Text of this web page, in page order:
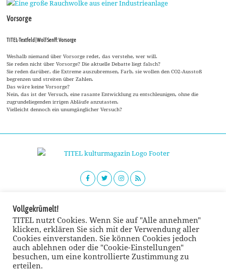
Vorsorge
TITEL-Textfeld | Wolf Senff: Vorsorge
Weshalb niemand über Vorsorge redet, das verstehe, wer will.
Sie reden nicht über Vorsorge? Die aktuelle Debatte liegt falsch?
Sie reden darüber, die Extreme auszubremsen, Farb, sie wollen den CO2-Ausstoß
begrenzen und streiten über Zahlen.
Das wäre keine Vorsorge?
Nein, das ist der Versuch, eine rasante Entwicklung zu entschleunigen, ohne die
zugrundeliegenden irrigen Abläufe anzutasten.
Vielleicht dennoch ein unumgänglicher Versuch?
© TITEL kulturmagazin 2022
Vollgekrümelt!
TITEL nutzt Cookies. Wenn Sie auf "Alle annehmen"
klicken, erklären Sie sich mit der Verwendung aller
Cookies einverstanden. Sie können Cookies jedoch
auch ablehnen oder die "Cookie-Einstellungen"
besuchen, um eine kontrollierte Zustimmung zu
erteilen.